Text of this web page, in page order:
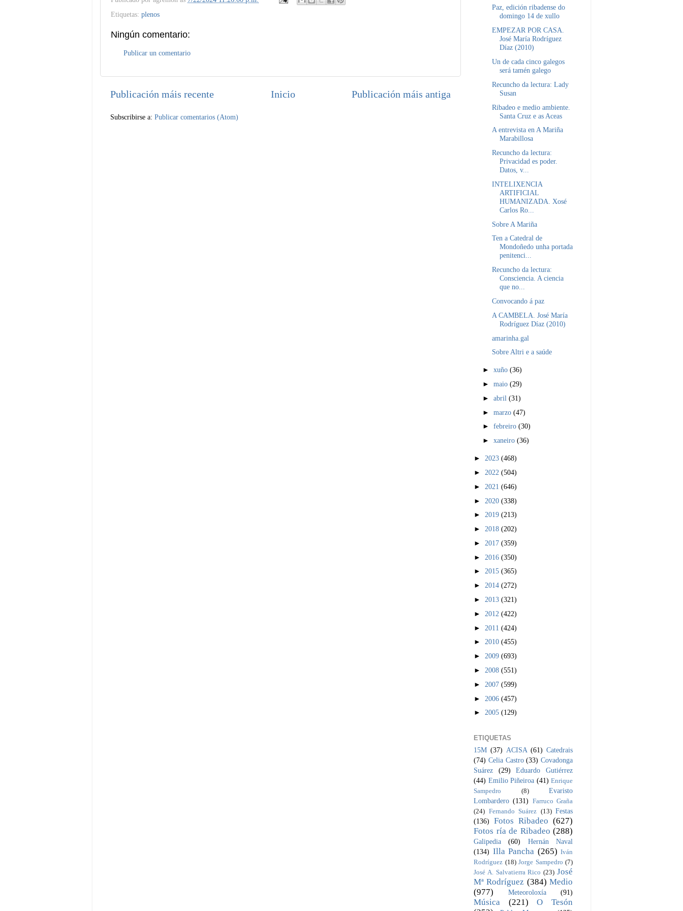
Etiquetas: plenos
Ningún comentario:
Publicar un comentario
Publicación máis recente Publicación máis antiga
Inicio
Subscribirse a: Publicar comentarios (Atom)
Paz, edición ribadense do
domingo 14 de xullo
EMPEZAR POR CASA.
José María Rodríguez
Díaz (2010)
Un de cada cinco galegos
será tamén galego
Recuncho da lectura: Lady
Susan
Ribadeo e medio ambiente.
Santa Cruz e as Aceas
A entrevista en A Mariña
Marabillosa
Recuncho da lectura:
Privacidad es poder.
Datos, v...
INTELIXENCIA
ARTIFICIAL
HUMANIZADA. Xosé
Carlos Ro...
Sobre A Mariña
Ten a Catedral de
Mondoñedo unha portada
penitenci...
Recuncho da lectura:
Consciencia. A ciencia
que no...
Convocando á paz
A CAMBELA. José María
Rodríguez Díaz (2010)
amarinha.gal
Sobre Altri e a saúde
►xuño(36)
►maio(29)
►abril(31)
►marzo(47)
►febreiro(30)
►xaneiro(36)
► 2023 (468)
► 2022 (504)
► 2021 (646)
► 2020 (338)
► 2019 (213)
► 2018 (202)
► 2017 (359)
► 2016 (350)
► 2015 (365)
► 2014 (272)
► 2013 (321)
► 2012 (422)
► 2011 (424)
► 2010 (455)
► 2009 (693)
► 2008 (551)
► 2007 (599)
► 2006 (457)
► 2005 (129)
ETIQUETAS
15M (37) ACISA (61) Catedrais
(74) Celia Castro (33) Covadonga
Suárez
(29)
Eduardo Gutiérrez
(44) Emilio Piñeiroa (41) Enrique
Sampedro
(8)
Evaristo
Lombardero (131) Farruco Graña
(24) Fernando Suárez (13) Festas
(136)
Fotos Ribadeo (627)
Fotos ría de Ribadeo (288)
Galipedia (60)
Hernán Naval
(134) Illa Pancha (265) Iván
Rodríguez (18) Jorge Sampedro (7)
José A. Salvatierra Rico (23) José
Mª Rodríguez (384) Medio
(977)
Meteoroloxía (91)
Música (221)
O Tesón